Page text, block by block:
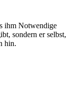
ihm Notwendige
sondern er selbst,
hin.